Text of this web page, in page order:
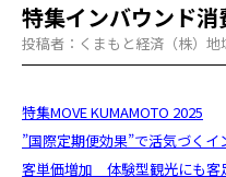
特集インバウンド
投稿者：くまもと経済（株）地
特集MOVE KUMAMOTO 2025
”国際定期便効果”で活気づくイ
客単価増加 体験型観光にも客